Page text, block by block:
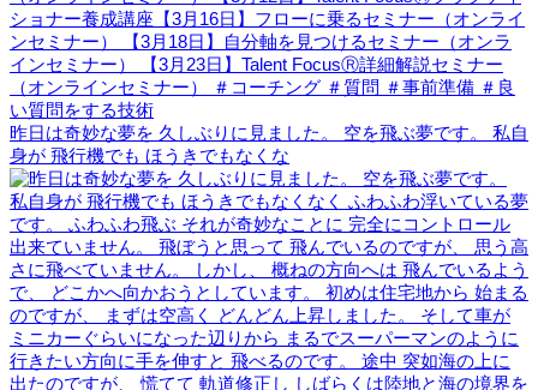
昨日は奇妙な夢を 久しぶりに見ました。 空を飛ぶ夢です。 私自
身が 飛行機でも ほうきでもなくな